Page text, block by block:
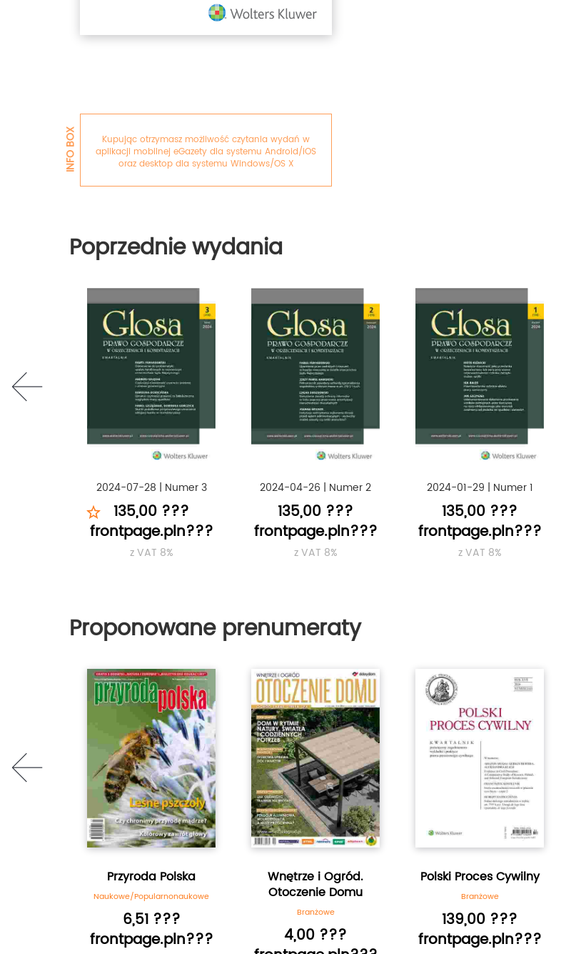
INFO BOX
Kupując otrzymasz możliwość czytania wydań w
aplikacji mobilnej eGazety dla systemu Android/iOS
oraz desktop dla systemu Windows/OS X
Poprzednie wydania
2024-07-28 | Numer 3
135,00 ???
frontpage.pln???
z VAT 8%
2024-04-26 | Numer 2
135,00 ???
frontpage.pln???
z VAT 8%
2024-01-29 | Numer 1
135,00 ???
frontpage.pln???
z VAT 8%
Proponowane prenumeraty
Przyroda Polska
Naukowe/Popularnonaukowe
6,51 ???
frontpage.pln???
Wnętrze i Ogród.
Otoczenie Domu
Branżowe
4,00 ???
Polski Proces Cywilny
Branżowe
139,00 ???
frontpage.pln???
prev